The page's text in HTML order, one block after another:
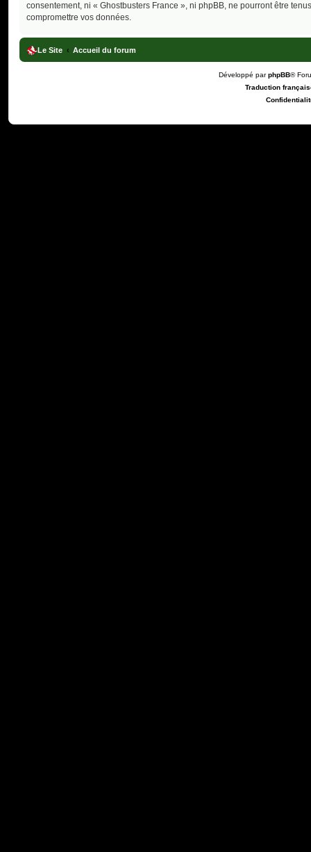
consentement, ni « Ghostbusters France », ni phpBB, ne pourront être
compromettre vos données.
Le Site Accueil du forum
Développé parphpBB®
Traduction